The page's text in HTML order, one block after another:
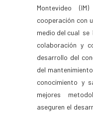
Montevideo
cooperación con
medio del cual se
colaboración y
desarrollo del
del
conocimiento y
mejores
aseguren el